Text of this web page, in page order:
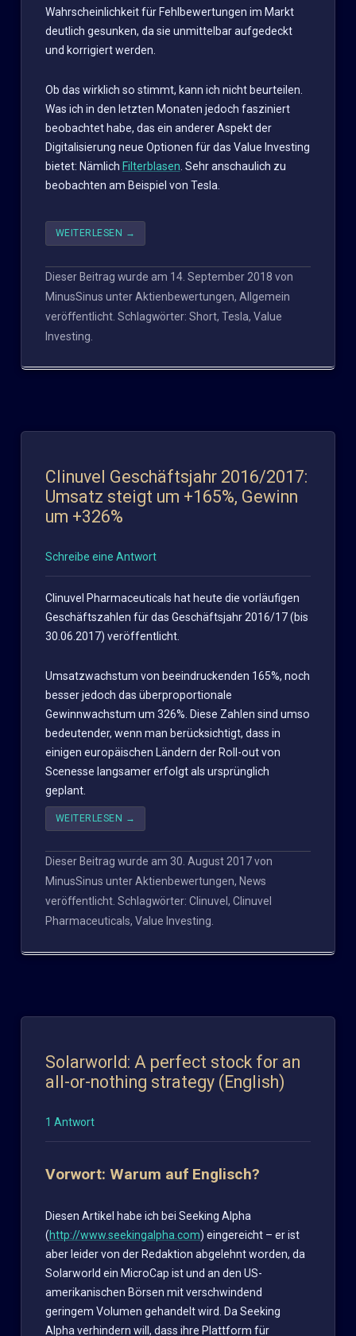
Wahrscheinlichkeit für Fehlbewertungen im Markt
deutlich gesunken, da sie unmittelbar aufgedeckt
und korrigiert werden.
Ob das wirklich so stimmt, kann ich nicht beurteilen.
Was ich in den letzten Monaten jedoch fasziniert
beobachtet habe, das ein anderer Aspekt der
Digitalisierung neue Optionen für das Value Investing
bietet: Nämlich Filterblasen . Sehr anschaulich zu
beobachten am Beispiel von Tesla.
WEITERLESEN →
Dieser Beitrag wurde am 14. September 2018 von
MinusSinus unterAktienbewertungen, Allgemein
veröffentlicht. Schlagwörter: Short, Tesla, Value
Investing
Clinuvel Geschäftsjahr 2016/2017:
Umsatz steigt um +165%, Gewinn
um +326%
Schreibe eine Antwort
Clinuvel Pharmaceuticals hat heute die vorläufigen
Geschäftszahlen für das Geschäftsjahr 2016/17 (bis
30.06.2017) veröffentlicht.
Umsatzwachstum von beeindruckenden 165%, noch
besser jedoch das überproportionale
Gewinnwachstum um 326%. Diese Zahlen sind umso
bedeutender, wenn man berücksichtigt, dass in
einigen europäischen Ländern der Roll-out von
Scenesse langsamer erfolgt als ursprünglich
geplant.
WEITERLESEN →
Dieser Beitrag wurde am 30. August 2017von
MinusSinus unterAktienbewertungen, News
veröffentlicht. Schlagwörter: Clinuvel , Clinuvel
Pharmaceuticals, Value Investing.
Solarworld: A perfect stock for an
all-or-nothing strategy (English)
1 Antwort
Vorwort: Warum auf Englisch?
Diesen Artikel habe ich bei Seeking Alpha
(http://www.seekingalpha.com) eingereicht – er ist
aber leider von der Redaktion abgelehnt worden, da
Solarworld ein MicroCap ist und an den US-
amerikanischen Börsen mit verschwindend
geringem Volumen gehandelt wird. Da Seeking
Alpha verhindern will, dass ihre Plattform für